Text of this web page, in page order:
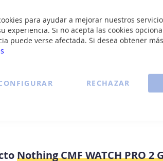
para ayudar a mejorar nuestros
experiencia. Si no acepta las cookies
puede verse afectada. Si desea obtener
RECHAZAR
Nothing CMF WATCH PRO 2